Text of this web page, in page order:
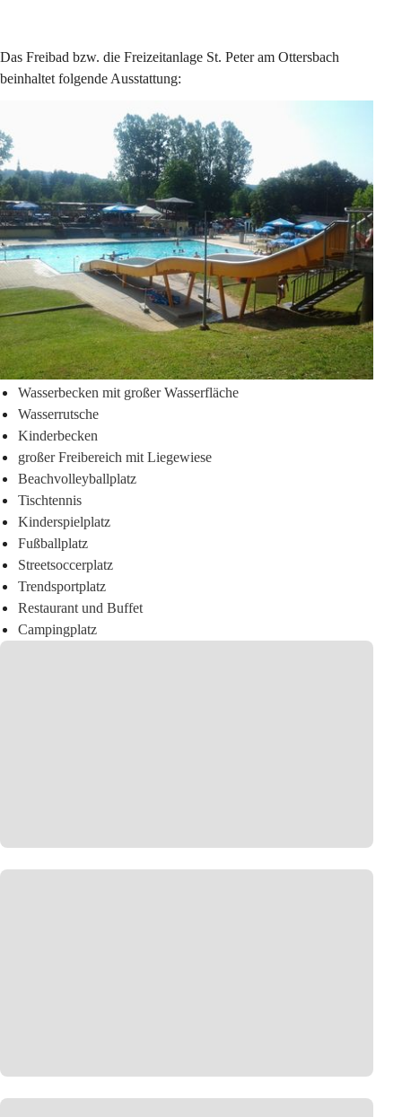
Das Freibad bzw. die Freizeitanlage St. Peter am Ottersbach
beinhaltet folgende Ausstattung:
Wasserbecken mit großer Wasserfläche
Wasserrutsche
Kinderbecken
großer Freibereich mit Liegewiese
Beachvolleyballplatz
Tischtennis
Kinderspielplatz
Fußballplatz
Streetsoccerplatz
Trendsportplatz
Restaurant und Buffet
Campingplatz